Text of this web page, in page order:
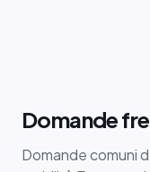
Domande
Domande comuni